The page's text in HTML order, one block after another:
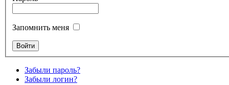
Запомнить меня
Забыли пароль?
Забыли логин?